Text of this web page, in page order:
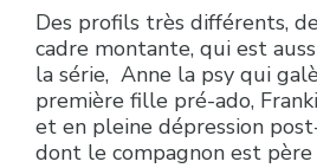
Des profils très différents,
cadre montante, qui est
la série, Anne la psy qui
première fille pré-ado,
et en pleine dépression
dont le compagnon est père